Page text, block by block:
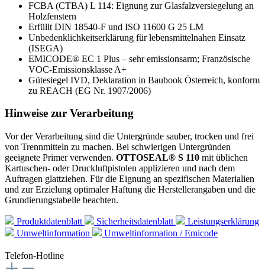
FCBA (CTBA) L 114: Eignung zur Glasfalzversiegelung an
Holzfenstern
Erfüllt DIN 18540-F und ISO 11600 G 25 LM
Unbedenklichkeitserklärung für lebensmittelnahen Einsatz
(ISEGA)
EMICODE® EC 1 Plus – sehr emissionsarm; Französische
VOC-Emissionsklasse A+
Gütesiegel IVD, Deklaration in Baubook Österreich, konform
zu REACH (EG Nr. 1907/2006)
Hinweise zur Verarbeitung
Vor der Verarbeitung sind die Untergründe sauber, trocken und frei
von Trennmitteln zu machen. Bei schwierigen Untergründen
geeignete Primer verwenden. OTTOSEAL® S 110 mit üblichen
Kartuschen- oder Druckluftpistolen applizieren und nach dem
Auftragen glattziehen. Für die Eignung an spezifischen Materialien
und zur Erzielung optimaler Haftung die Herstellerangaben und die
Grundierungstabelle beachten.
Produktdatenblatt Sicherheitsdatenblatt
Leistungserklärung
Umweltinformation
Umweltinformation / Emicode
Telefon-Hotline